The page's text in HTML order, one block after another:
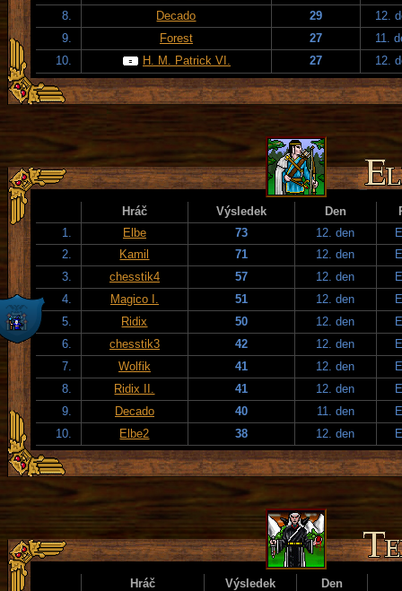
8.
Decado 29
12.
9.
Forest 27
11.
10.
H. M. Patrick VI. 27 12.
Hráč Výsledek Den
1.
Elbe 73 12. den
2.
Kamil 71 12. den
3.
chesstik4 57 12. den
4.
Magico I. 51 12. den
5.
Ridix 50 12. den
6.
chesstik3 42 12. den
7.
Wolfik 41 12. den
8.
Ridix II. 41 12. den
9.
Decado 40 11. den
10.
Elbe2 38 12. den
Hráč Výsledek
Den